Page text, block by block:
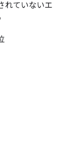
れていないエ